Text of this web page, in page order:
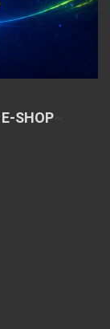
SHOP~